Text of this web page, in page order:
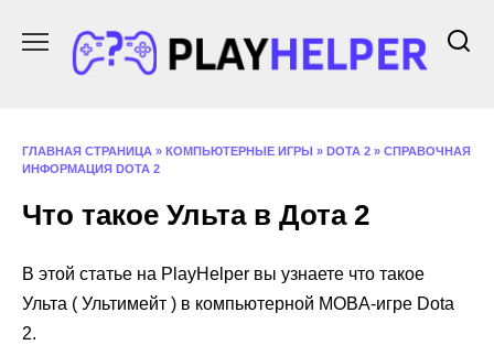
содержанию
ГЛАВНАЯ СТРАНИЦА » КОМПЬЮТЕРНЫЕ ИГРЫ » DOTA 2 » СПРАВОЧНАЯ
ИНФОРМАЦИЯ DOTA 2
Что такое Ульта в Дота 2
В этой статье на PlayHelper вы узнаете что такое
Ульта ( Ультимейт ) в компьютерной MOBA-игре Dota
2.